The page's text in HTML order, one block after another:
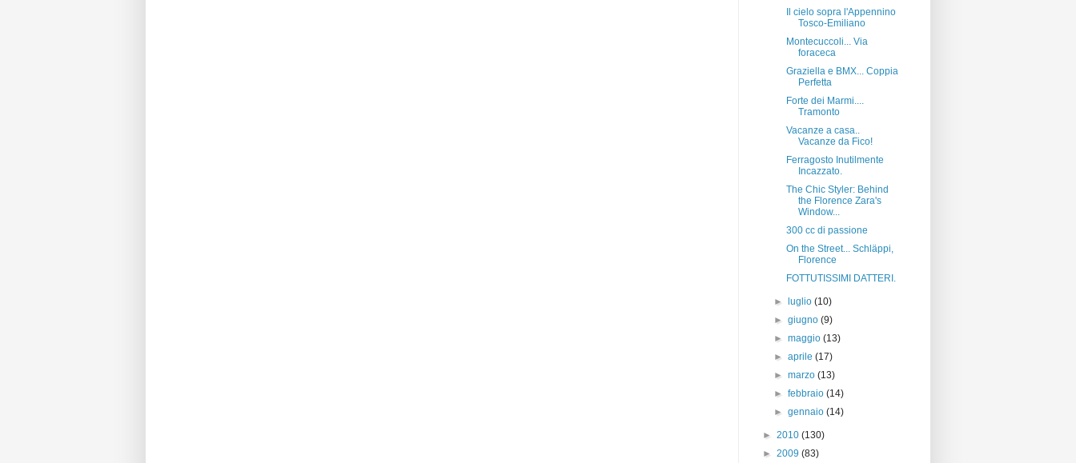
Il cielo sopra l'Appennino
Tosco-Emiliano
Montecuccoli... Via
foraceca
Graziella e BMX... Coppia
Perfetta
Forte dei Marmi....
Tramonto
Vacanze a casa..
Vacanze da Fico!
Ferragosto Inutilmente
Incazzato.
The Chic Styler: Behind
the Florence Zara's
Window...
300 cc di passione
On the Street... Schläppi,
Florence
FOTTUTISSIMI DATTERI.
► luglio(10)
►giugno(9)
►maggio(13)
►aprile(17)
►marzo(13)
►febbraio(14)
►gennaio(14)
► 2010 (130)
► 2009 (83)